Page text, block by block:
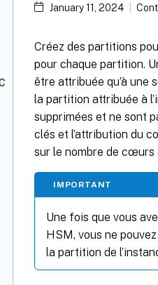
January 11, 2024
Créez des partitions
pour chaque partition.
être attribuée qu’à une
la partition attribuée à
supprimées et ne sont
clés et l’attribution du
sur le nombre de cœurs
IMPORTANT
Une fois que vous
HSM, vous ne
la partition de